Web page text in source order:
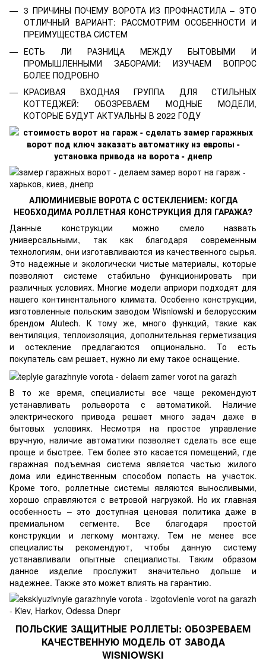
3 ПРИЧИНЫ ПОЧЕМУ ВОРОТА ИЗ ПРОФНАСТИЛА – ЭТО
ОТЛИЧНЫЙ ВАРИАНТ: РАССМОТРИМ ОСОБЕННОСТИ И
ПРЕИМУЩЕСТВА СИСТЕМ
ЕСТЬ ЛИ РАЗНИЦА МЕЖДУ БЫТОВЫМИ И
ПРОМЫШЛЕННЫМИ ЗАБОРАМИ: ИЗУЧАЕМ ВОПРОС
БОЛЕЕ ПОДРОБНО
КРАСИВАЯ ВХОДНАЯ ГРУППА ДЛЯ СТИЛЬНЫХ
КОТТЕДЖЕЙ: ОБОЗРЕВАЕМ МОДНЫЕ МОДЕЛИ,
КОТОРЫЕ БУДУТ АКТУАЛЬНЫ В 2022 ГОДУ
АЛЮМИНИЕВЫЕ ВОРОТА С ОСТЕКЛЕНИЕМ: КОГДА
НЕОБХОДИМА РОЛЛЕТНАЯ КОНСТРУКЦИЯ ДЛЯ ГАРАЖА?
Данные конструкции можно смело назвать
универсальными, так как благодаря современным
технологиям, они изготавливаются из качественного сырья.
Это надежные и экологически чистые материалы, которые
позволяют системе стабильно функционировать при
различных условиях. Многие модели априори подходят для
нашего континентального климата. Особенно конструкции,
изготовленные польским заводом Wisniowski и белорусским
брендом Alutech. К тому же, много функций, такие как
вентиляция, теплоизоляция, дополнительная герметизация
и остекление предлагаются опционально. То есть
покупатель сам решает, нужно ли ему такое оснащение.
В то же время, специалисты все чаще рекомендуют
устанавливать рольворота с автоматикой. Наличие
электрического привода решает много задач даже в
бытовых условиях. Несмотря на простое управление
вручную, наличие автоматики позволяет сделать все еще
проще и быстрее. Тем более это касается помещений, где
гаражная подъемная система является частью жилого
дома или единственным способом попасть на участок.
Кроме того, роллетные системы являются выносливыми,
хорошо справляются с ветровой нагрузкой. Но их главная
особенность – это доступная ценовая политика даже в
премиальном сегменте. Все благодаря простой
конструкции и легкому монтажу. Тем не менее все
специалисты рекомендуют, чтобы данную систему
устанавливали опытные специалисты. Таким образом
данное изделие прослужит значительно дольше и
надежнее. Также это может влиять на гарантию.
ПОЛЬСКИЕ ЗАЩИТНЫЕ РОЛЛЕТЫ: ОБОЗРЕВАЕМ
КАЧЕСТВЕННУЮ МОДЕЛЬ ОТ ЗАВОДА
WISNIOWSKI